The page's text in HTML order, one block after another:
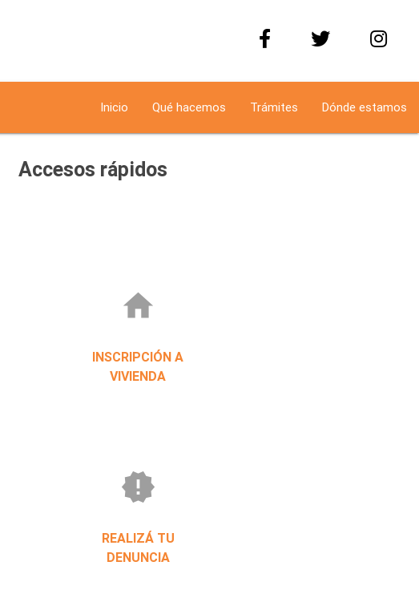
Inicio Qué hacemos Trámites Dónde estamos
Accesos rápidos
home
INSCRIPCIÓN A
VIVIENDA
new_releases
REALIZÁ TU
DENUNCIA